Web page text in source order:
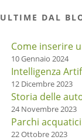
ULTIME DAL
Come inserire
10 Gennaio 2024
Intelligenza
12 Dicembre 2023
Storia delle
24 Novembre 2023
Parchi
22 Ottobre 2023